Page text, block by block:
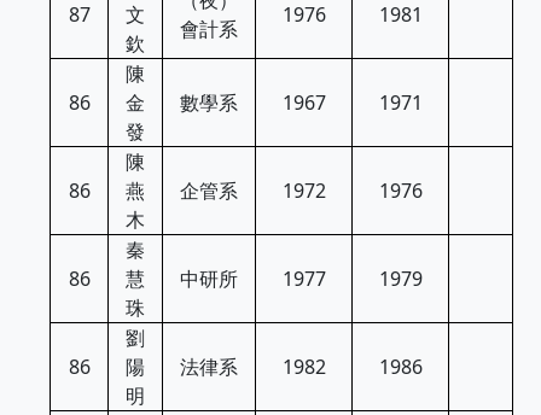
87
文
欽
會計系
1976 1981
86
陳
金
發
數學系 1967 1971
86
陳
燕
木
企管系 1972 1976
86
秦
慧
珠
中研所 1977 1979
86
劉
陽
明
法律系 1982 1986